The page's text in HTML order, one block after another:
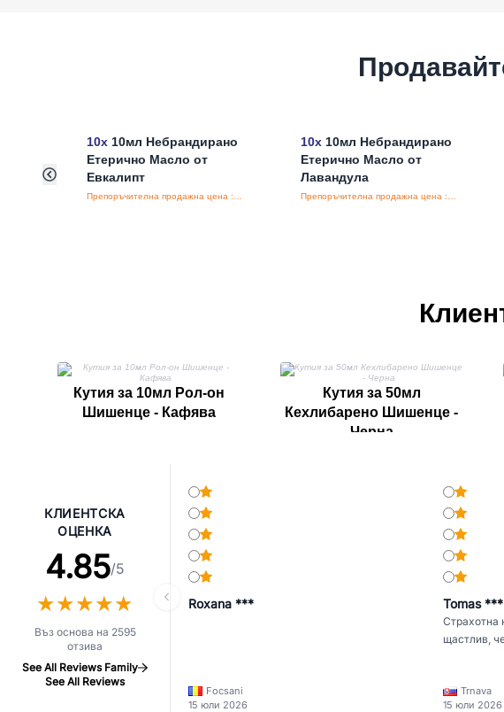
10x 10мл Небрандирано
Етерично Масло от
Евкалипт
10x 10мл Небрандирано
Етерично Масло от
Лавандула
Кутия за 10мл Рол-он
Шишенце - Кафява
Кутия за 50мл
Кехлибарено Шишенце -
Черна
КЛИЕНТСКА
ОЦЕНКА
4.85/5
★★★★★
★★★★★
Въз основа на 2595
отзива
See All Reviews Family
See All Reviews
Roxana ***
Focsani
15 юли 2026
Tomas ***
Страхотна
щастлив,
Trnava
15 юли 2026